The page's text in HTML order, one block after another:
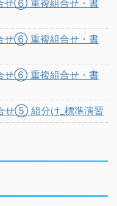
せ⑥ 重複組合せ・書
せ⑥ 重複組合せ・書
せ⑥ 重複組合せ・書
せ⑤ 組分け_標準演習